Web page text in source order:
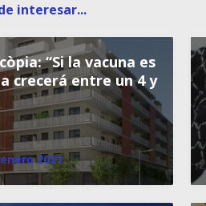
interesar...
“Si la vacuna es
crecerá entre un 4 y
2021